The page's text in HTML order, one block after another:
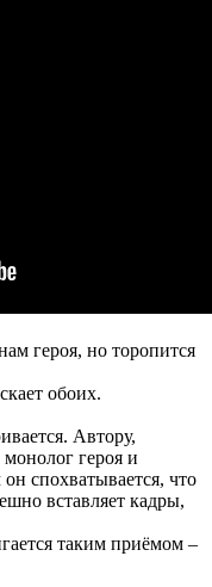
героя, но торопится
обоих.
Автору,
героя и
спохватывается, что
вставляет кадры,
таким приёмом –